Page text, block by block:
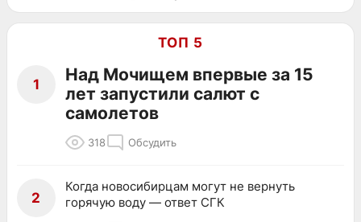
ТОП 5
1
Над Мочищем впервые за 15
лет запустили салют с
самолетов
318 Обсудить
2
Когда новосибирцам могут не вернуть
горячую воду — ответ СГК